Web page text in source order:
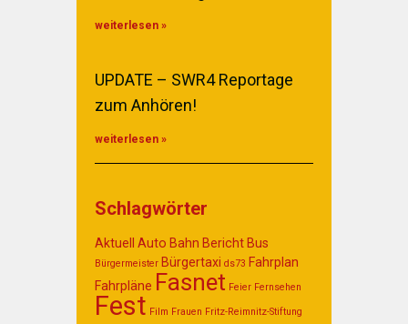
weiterlesen »
UPDATE – SWR4 Reportage
zum Anhören!
weiterlesen »
Schlagwörter
Aktuell Auto Bahn Bericht Bus
Bürgermeister Bürgertaxi ds73 Fahrplan
Fahrpläne Fasnet Feier Fernsehen
Fest Film Frauen Fritz-Reimnitz-Stiftung